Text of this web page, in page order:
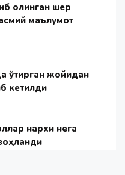
олинган шер
маълумот
ўтирган жойидан
кетилди
нархи нега